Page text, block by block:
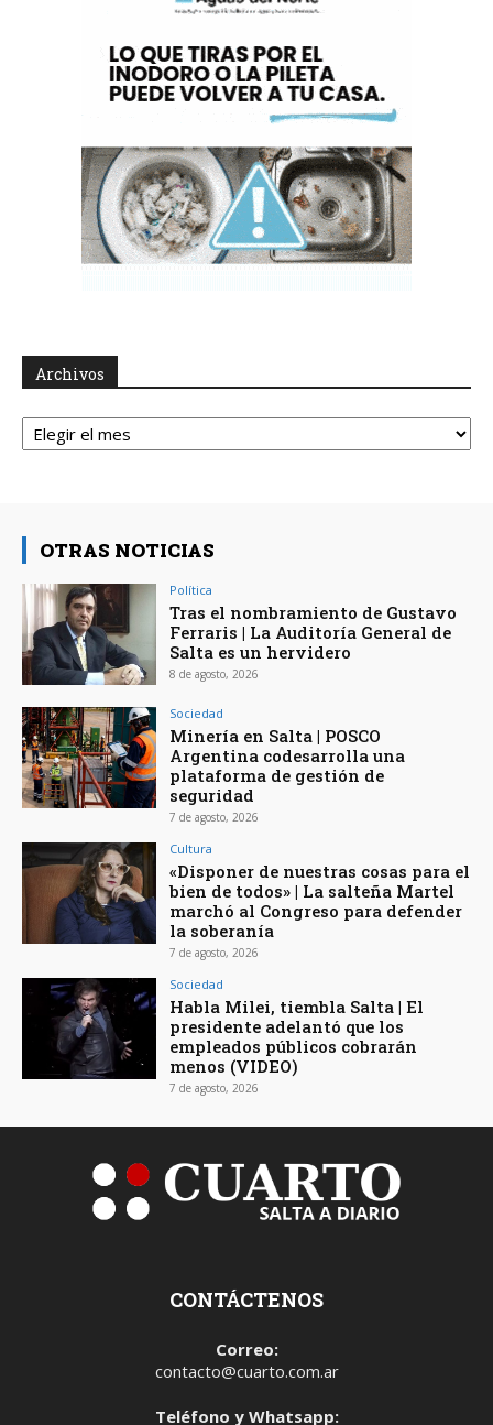
Archivos
Archivos
OTRAS NOTICIAS
Política
Tras el nombramiento de Gustavo
Ferraris | La Auditoría General de
Salta es un hervidero
8 de agosto, 2026
Sociedad
Minería en Salta | POSCO
Argentina codesarrolla una
plataforma de gestión de
seguridad
7 de agosto, 2026
Cultura
«Disponer de nuestras cosas para el
bien de todos» | La salteña Martel
marchó al Congreso para defender
la soberanía
7 de agosto, 2026
Sociedad
Habla Milei, tiembla Salta | El
presidente adelantó que los
empleados públicos cobrarán
menos (VIDEO)
7 de agosto, 2026
CONTÁCTENOS
Correo:
contacto@cuarto.com.ar
Teléfono y Whatsapp: